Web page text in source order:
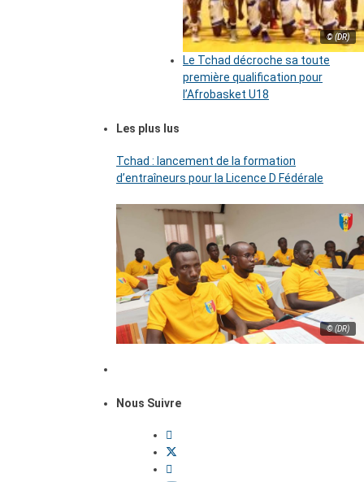
© (DR)
Le Tchad décroche sa toute
première qualification pour
l’Afrobasket U18
Les plus lus
Tchad : lancement de la formation
d’entraîneurs pour la Licence D Fédérale
© (DR)
Nous Suivre